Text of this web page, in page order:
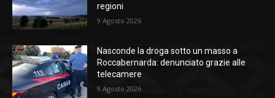
regioni
9 Agosto 2026
Nasconde la droga sotto un masso a
Roccabernarda: denunciato grazie alle
telecamere
9 Agosto 2026